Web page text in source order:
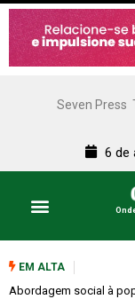
Seven Press
6 de
EM ALTA
Cemitérios terão